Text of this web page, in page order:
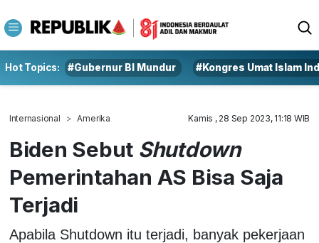
Hot Topics: #Gubernur BI Mundur #Kongres Umat Islam
Internasional Amerika Kamis , 28 Sep 2023, 11:18 WIB
Biden Sebut Shutdown
Pemerintahan AS Bisa Saja
Terjadi
Apabila Shutdown itu terjadi, banyak pekerjaan